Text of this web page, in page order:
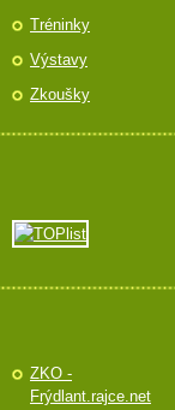
Tréninky
Výstavy
Zkoušky
ZKO -
Frýdlant.rajce.net